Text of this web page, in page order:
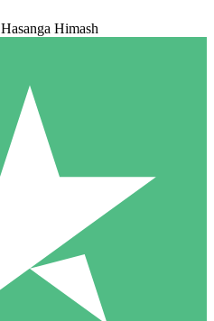
Hasanga Himash